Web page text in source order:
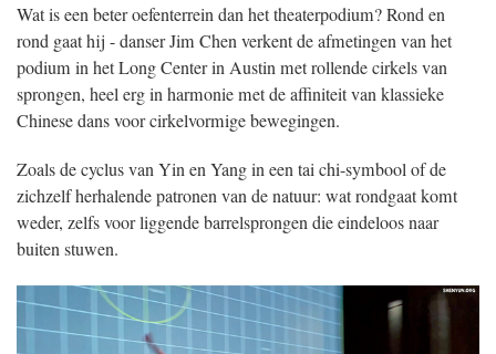
Wat is een beter oefenterrein dan het theaterpodium? Rond en
rond gaat hij - danser Jim Chen verkent de afmetingen van het
podium in het Long Center in Austin met rollende cirkels van
sprongen, heel erg in harmonie met de affiniteit van klassieke
Chinese dans voor cirkelvormige bewegingen.
Zoals de cyclus van Yin en Yang in een tai chi-symbool of de
zichzelf herhalende patronen van de natuur: wat rondgaat komt
weder, zelfs voor liggende barrelsprongen die eindeloos naar
buiten stuwen.